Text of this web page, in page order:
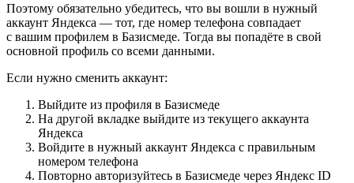
Поэтому обязательно убедитесь, что вы вошли в нужный
аккаунт Яндекса — тот, где номер телефона совпадает
с вашим профилем в Базисмеде. Тогда вы попадёте в свой
основной профиль со всеми данными.
Если нужно сменить аккаунт:
Выйдите из профиля в Базисмеде
На другой вкладке выйдите из текущего аккаунта
Яндекса
Войдите в нужный аккаунт Яндекса с правильным
номером телефона
Повторно авторизуйтесь в Базисмеде через Яндекс ID